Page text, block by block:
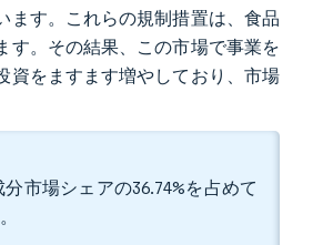
ます。これらの規制措置は、食品
す。その結果、この市場で事業を
資をますます増やしており、市場
市場シェアの36.74%を占めて